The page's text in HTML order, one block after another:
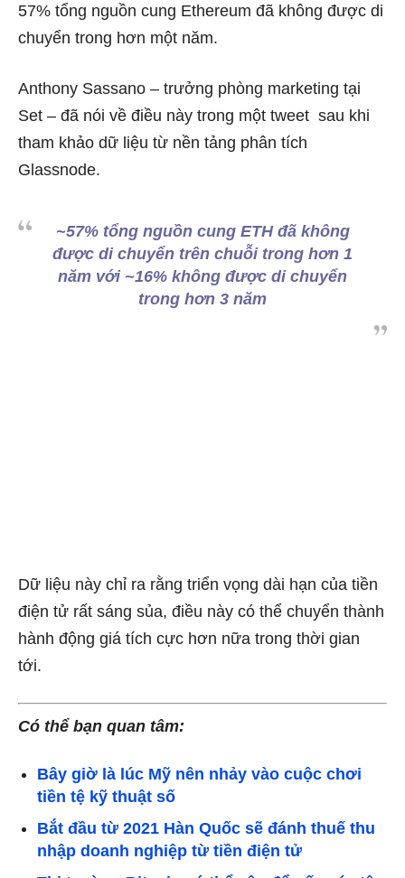
57% tổng nguồn cung Ethereum đã không được di
chuyển trong hơn một năm.
Anthony Sassano – trưởng phòng marketing tại
Set – đã nói về điều này trong một tweet sau khi
tham khảo dữ liệu từ nền tảng phân tích
Glassnode.
~57% tổng nguồn cung ETH đã không
được di chuyển trên chuỗi trong hơn 1
năm với ~16% không được di chuyển
trong hơn 3 năm
Dữ liệu này chỉ ra rằng triển vọng dài hạn của tiền
điện tử rất sáng sủa, điều này có thể chuyển thành
hành động giá tích cực hơn nữa trong thời gian
tới.
Có thể bạn quan tâm:
Bây giờ là lúc Mỹ nên nhảy vào cuộc chơi
tiền tệ kỹ thuật số
Bắt đầu từ 2021 Hàn Quốc sẽ đánh thuế thu
nhập doanh nghiệp từ tiền điện tử